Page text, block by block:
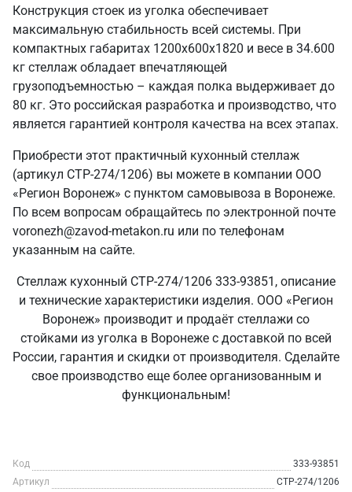
Конструкция стоек из уголка обеспечивает
максимальную стабильность всей системы. При
компактных габаритах 1200х600х1820 и весе в 34.600
кг стеллаж обладает впечатляющей
грузоподъемностью – каждая полка выдерживает до
80 кг. Это российская разработка и производство, что
является гарантией контроля качества на всех этапах.
Приобрести этот практичный кухонный стеллаж
(артикул СТР-274/1206) вы можете в компании ООО
«Регион Воронеж» с пунктом самовывоза в Воронеже.
По всем вопросам обращайтесь по электронной почте
voronezh@zavod-metakon.ru или по телефонам
указанным на сайте.
Стеллаж кухонный СТР-274/1206 333-93851, описание
и технические характеристики изделия. ООО «Регион
Воронеж» производит и продаёт стеллажи со
стойками из уголка в Воронеже с доставкой по всей
России, гарантия и скидки от производителя. Сделайте
свое производство еще более организованным и
функциональным!
Код
333-93851
Артикул
СТР-274/1206